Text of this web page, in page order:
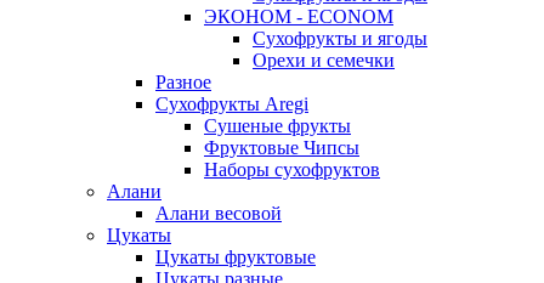
ЭКОНОМ - ECONOM
Сухофрукты и ягоды
Орехи и семечки
Разное
Сухофрукты Aregi
Сушеные фрукты
Фруктовые Чипсы
Наборы сухофруктов
Алани
Алани весовой
Цукаты
Цукаты фруктовые
Цукаты разные